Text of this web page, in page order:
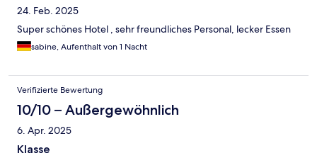
24. Feb. 2025
Super schönes Hotel , sehr freundliches Personal, lecker Essen
sabine, Aufenthalt von 1 Nacht
Verifizierte Bewertung
10/10 – Außergewöhnlich
6. Apr. 2025
Klasse